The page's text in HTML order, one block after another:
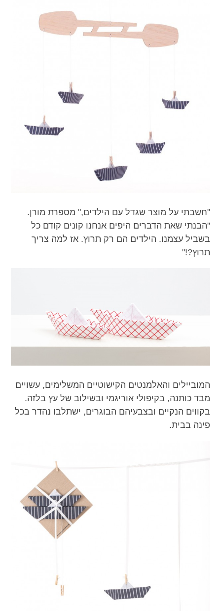
"חשבתי על מוצר שגדל עם הילדים," מספרת מורן.
"הבנתי שאת הדברים היפים אנחנו קונים קודם כל
בשביל עצמנו. הילדים הם רק תרוץ. אז למה צריך
תרוץ?!"
המוביילים והאלמנטים הקישוטיים המשלימים, עשויים
מבד כותנה, בקיפולי אוריגמי ובשילוב של עץ בלזה.
בקווים הנקיים ובצבעיהם הבוגרים, ישתלבו נהדר בכל
פינה בבית.